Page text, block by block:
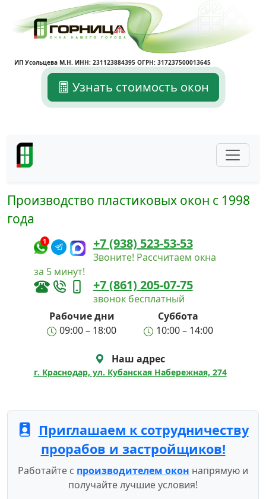
ИП Усольцева М.Н. ИНН: 231123884395 ОГРН: 317237500013645
Узнать стоимость окон
Производство пластиковых окон с 1998
года
1 +7 (938) 523-53-53
Звоните! Рассчитаем окна
за 5 минут!
+7 (861) 205-07-75
звонок бесплатный
Рабочие дни
Суббота
09:00 – 18:00
10:00 – 14:00
Наш адрес
г. Краснодар, ул. Кубанская Набережная, 274
Приглашаем к сотрудничеству
прорабов и застройщиков!
Работайте с производителем окон напрямую и
получайте лучшие условия!